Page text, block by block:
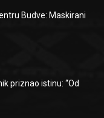
Budve: Maskirani
priznao istinu: “Od